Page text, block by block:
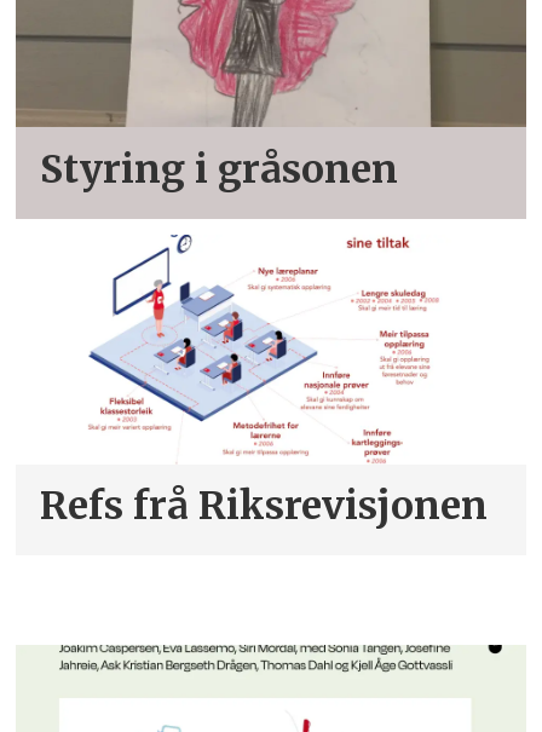
Styring i gråsonen
Refs frå Riksrevisjonen